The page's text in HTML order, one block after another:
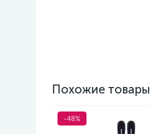
Похожие товары
-48%